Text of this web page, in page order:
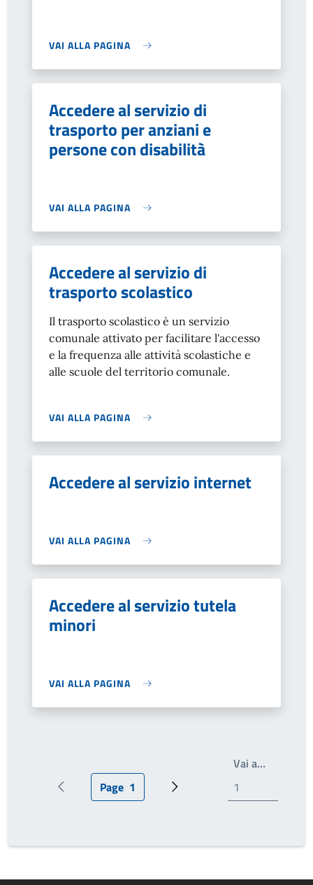
VAI ALLA PAGINA
Accedere al servizio di
trasporto per anziani e
persone con disabilità
VAI ALLA PAGINA
Accedere al servizio di
trasporto scolastico
Il trasporto scolastico è un servizio
comunale attivato per facilitare l'accesso
e la frequenza alle attività scolastiche e
alle scuole del territorio comunale.
VAI ALLA PAGINA
Accedere al servizio internet
VAI ALLA PAGINA
Accedere al servizio tutela
minori
VAI ALLA PAGINA
Pagina precedentePagina attuale
Page 1 Prossima pagina
Vai a…Write the